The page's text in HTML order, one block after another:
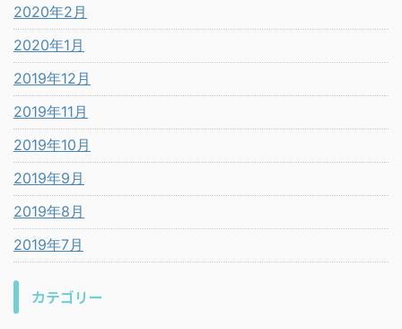
2020年2月
2020年1月
2019年12月
2019年11月
2019年10月
2019年9月
2019年8月
2019年7月
カテゴリー